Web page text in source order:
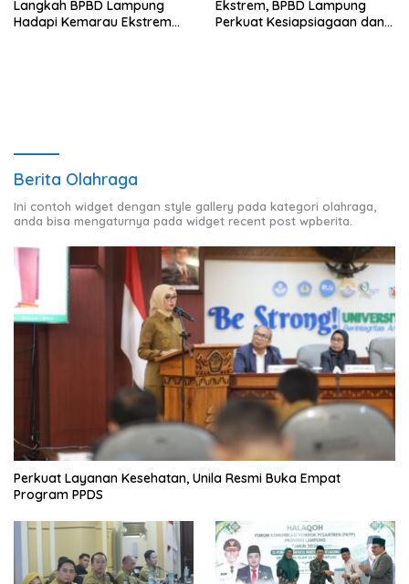
Langkah BPBD Lampung
Hadapi Kemarau Ekstrem
Ekstrem, BPBD Lampung
Perkuat Kesiapsiagaan dan
Berita Olahraga
Ini contoh widget dengan style gallery pada kategori olahraga,
anda bisa mengaturnya pada widget recent post wpberita.
Perkuat Layanan Kesehatan, Unila Resmi Buka Empat
Program PPDS